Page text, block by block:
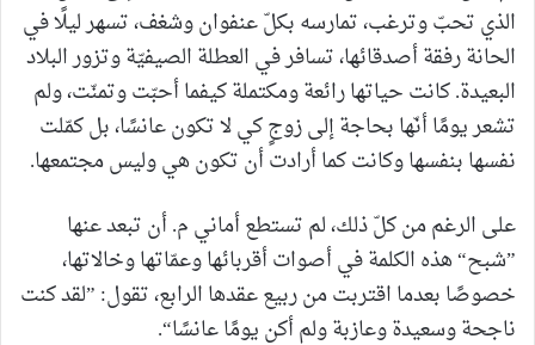
الذي تحبّ وترغب، تمارسه بكلّ عنفوان وشغف، تسهر ليلًا في
الحانة رفقة أصدقائها، تسافر في العطلة الصيفيّة وتزور البلاد
البعيدة. كانت حياتها رائعة ومكتملة كيفما أحبّت وتمنّت، ولم
تشعر يومًا أنّها بحاجة إلى زوجٍ كي لا تكون عانسًا، بل كمّلت
نفسها بنفسها وكانت كما أرادت أن تكون هي وليس مجتمعها.
على الرغم من كلّ ذلك، لم تستطع أماني م. أن تبعد عنها
”شبح“ هذه الكلمة في أصوات أقربائها وعمّاتها وخالاتها،
خصوصًا بعدما اقتربت من ربيع عقدها الرابع، تقول: ”لقد كنت
ناجحة وسعيدة وعازبة ولم أكن يومًا عانسًا“.